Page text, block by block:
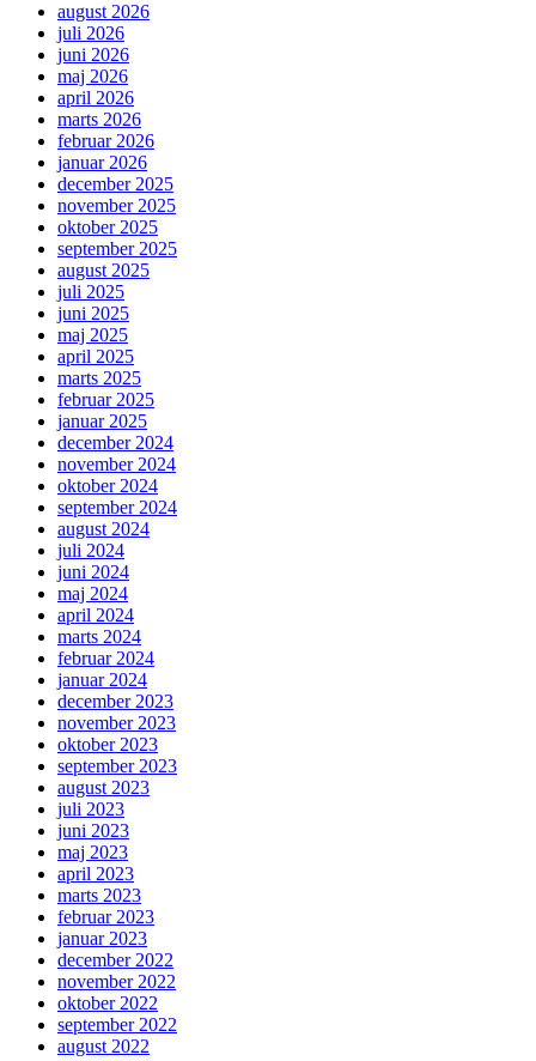
august 2026
juli 2026
juni 2026
maj 2026
april 2026
marts 2026
februar 2026
januar 2026
december 2025
november 2025
oktober 2025
september 2025
august 2025
juli 2025
juni 2025
maj 2025
april 2025
marts 2025
februar 2025
januar 2025
december 2024
november 2024
oktober 2024
september 2024
august 2024
juli 2024
juni 2024
maj 2024
april 2024
marts 2024
februar 2024
januar 2024
december 2023
november 2023
oktober 2023
september 2023
august 2023
juli 2023
juni 2023
maj 2023
april 2023
marts 2023
februar 2023
januar 2023
december 2022
november 2022
oktober 2022
september 2022
august 2022